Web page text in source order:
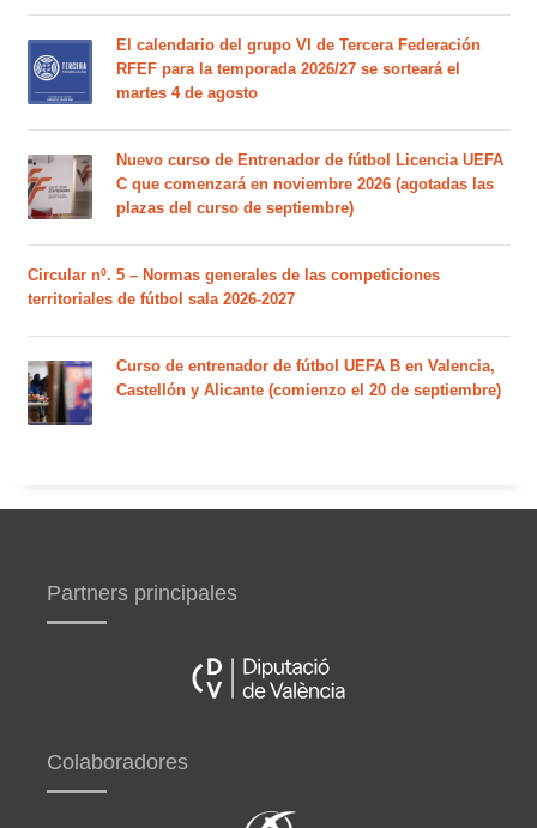
El calendario del grupo VI de Tercera Federación
RFEF para la temporada 2026/27 se sorteará el
martes 4 de agosto
Nuevo curso de Entrenador de fútbol Licencia UEFA
C que comenzará en noviembre 2026 (agotadas las
plazas del curso de septiembre)
Circular nº. 5 – Normas generales de las competiciones
territoriales de fútbol sala 2026-2027
Curso de entrenador de fútbol UEFA B en Valencia,
Castellón y Alicante (comienzo el 20 de septiembre)
Partners principales
Colaboradores